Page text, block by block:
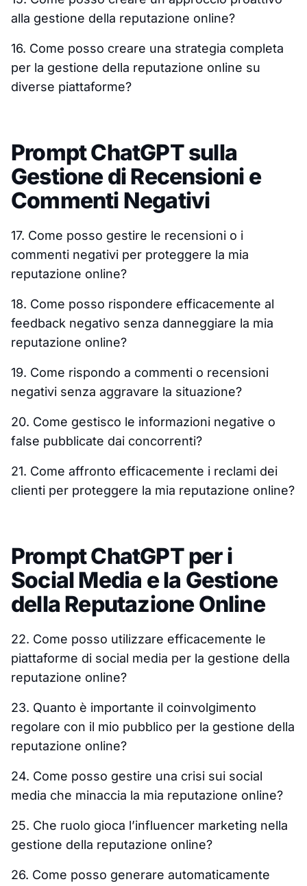
alla gestione della reputazione online?
16. Come posso creare una strategia completa
per la gestione della reputazione online su
diverse piattaforme?
Prompt ChatGPT sulla
Gestione di Recensioni e
Commenti Negativi
17. Come posso gestire le recensioni o i
commenti negativi per proteggere la mia
reputazione online?
18. Come posso rispondere efficacemente al
feedback negativo senza danneggiare la mia
reputazione online?
19. Come rispondo a commenti o recensioni
negativi senza aggravare la situazione?
20. Come gestisco le informazioni negative o
false pubblicate dai concorrenti?
21. Come affronto efficacemente i reclami dei
clienti per proteggere la mia reputazione online?
Prompt ChatGPT per i
Social Media e la Gestione
della Reputazione Online
22. Come posso utilizzare efficacemente le
piattaforme di social media per la gestione della
reputazione online?
23. Quanto è importante il coinvolgimento
regolare con il mio pubblico per la gestione della
reputazione online?
24. Come posso gestire una crisi sui social
media che minaccia la mia reputazione online?
25. Che ruolo gioca l’influencer marketing nella
gestione della reputazione online?
26. Come posso generare automaticamente